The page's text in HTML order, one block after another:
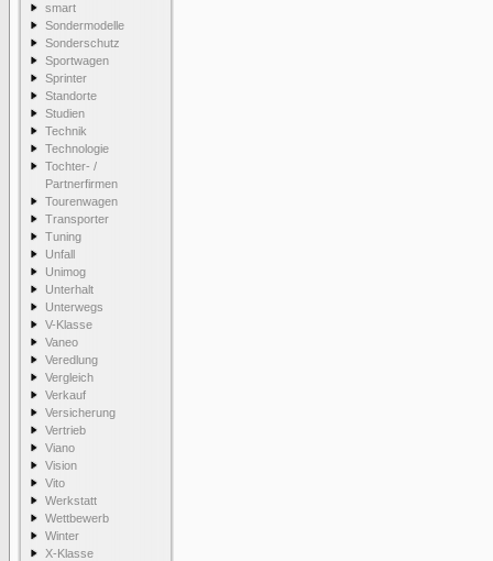
smart
Sondermodelle
Sonderschutz
Sportwagen
Sprinter
Standorte
Studien
Technik
Technologie
Tochter- /
Partnerfirmen
Tourenwagen
Transporter
Tuning
Unfall
Unimog
Unterhalt
Unterwegs
V-Klasse
Vaneo
Veredlung
Vergleich
Verkauf
Versicherung
Vertrieb
Viano
Vision
Vito
Werkstatt
Wettbewerb
Winter
X-Klasse